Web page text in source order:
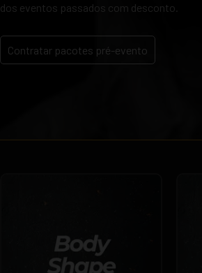
dos eventos passados com desconto.
Contratar pacotes pré-evento